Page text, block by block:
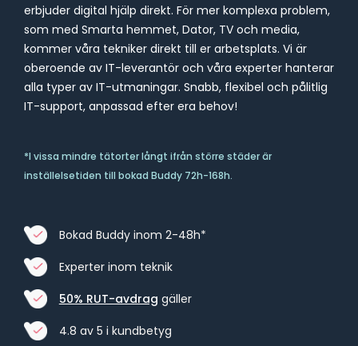
erbjuder digital hjälp direkt. För mer komplexa problem,
som med Smarta hemmet, Dator, TV och media,
kommer våra tekniker direkt till er arbetsplats. Vi är
oberoende av IT-leverantör och våra experter hanterar
alla typer av IT-utmaningar. Snabb, flexibel och pålitlig
IT-support, anpassad efter era behov!
*I vissa mindre tätorter långt ifrån större städer är
inställelsetiden till bokad Buddy 72h-168h.
Bokad Buddy inom 2-48h*
Experter inom teknik
50% RUT-avdrag gäller
4.8 av 5 i kundbetyg